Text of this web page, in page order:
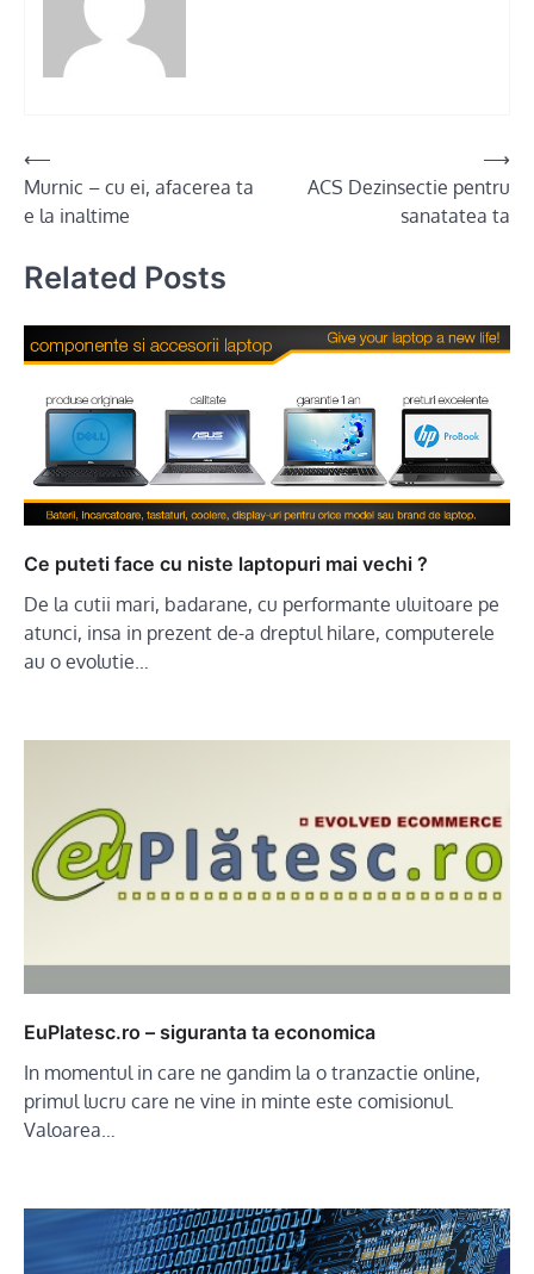
Post
navigation
⟵
Murnic – cu ei, afacerea ta
e la inaltime
ACS Dezinsectie pentru
sanatatea ta
⟶
Related Posts
Ce puteti face cu niste laptopuri mai vechi ?
De la cutii mari, badarane, cu performante uluitoare pe
atunci, insa in prezent de-a dreptul hilare, computerele
au o evolutie…
EuPlatesc.ro – siguranta ta economica
In momentul in care ne gandim la o tranzactie online,
primul lucru care ne vine in minte este comisionul.
Valoarea…